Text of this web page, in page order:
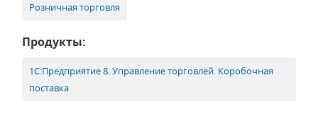
Розничная торговля
Продукты:
1С:Предприятие 8. Управление торговлей. Коробочная
поставка